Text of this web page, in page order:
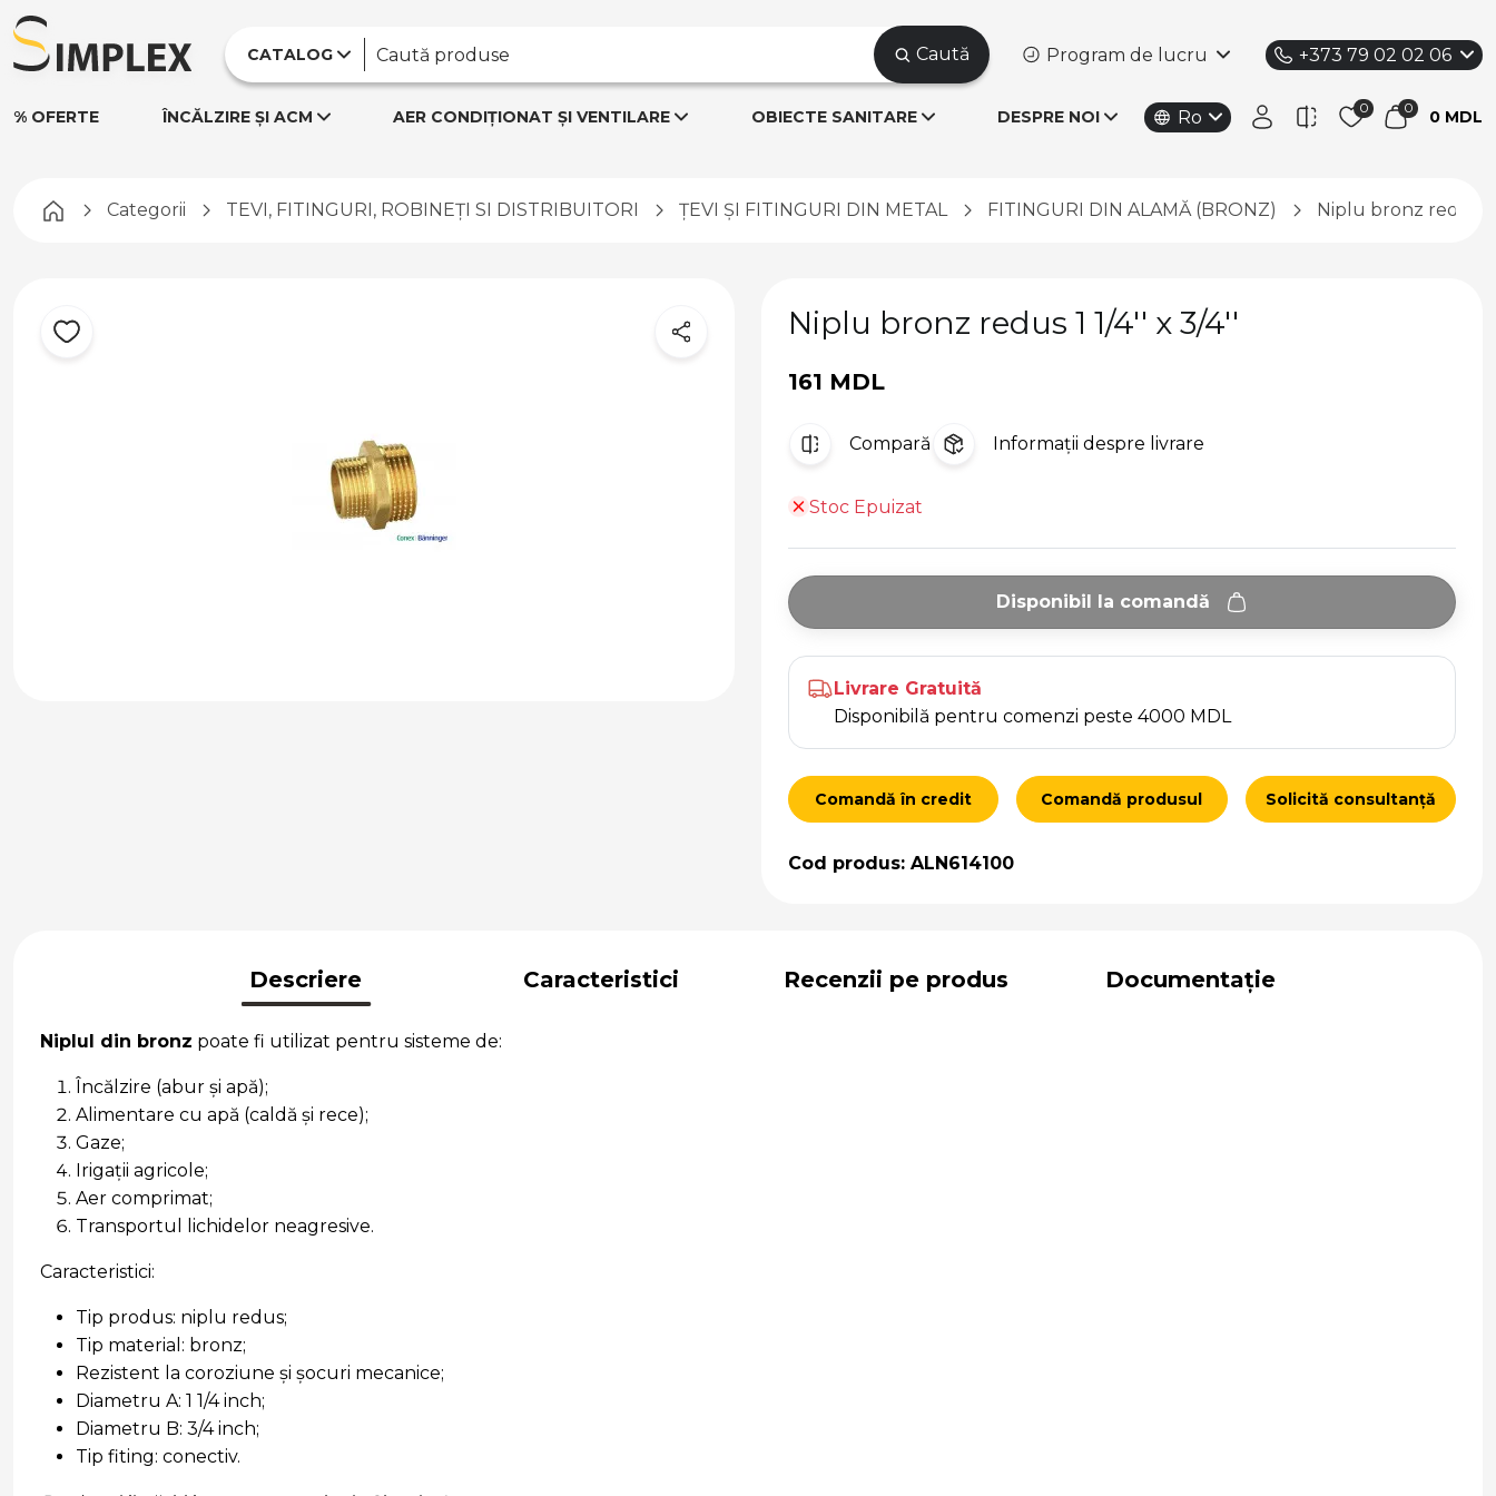
CATALOG Caută Program de lucru +373 79 02 02 06
% OFERTE ÎNCĂLZIRE ȘI ACM AER CONDIȚIONAT ȘI VENTILARE OBIECTE SANITARE DESPRE NOI Ro 0 MDL
Pagina principală
Categorii TEVI, FITINGURI, ROBINEȚI SI DISTRIBUITORI ȚEVI ȘI FITINGURI DIN METAL FITINGURI DIN ALAMĂ (BRONZ) Niplu bronz redus 1
Niplu bronz redus 1 1/4'' x 3/4''
161 MDL
Compară Informații despre livrare
Stoc Epuizat
Disponibil la comandă
Livrare Gratuită
Disponibilă pentru comenzi peste 4000 MDL
Comandă în credit Comandă produsul Solicită consultanță
Cod produs: ALN614100
Descriere Caracteristici Recenzii pe produs Documentație
Niplul din bronz poate fi utilizat pentru sisteme de:
Încălzire (abur și apă);
Alimentare cu apă (caldă și rece);
Gaze;
Irigații agricole;
Aer comprimat;
Transportul lichidelor neagresive.
Caracteristici:
Tip produs: niplu redus;
Tip material: bronz;
Rezistent la coroziune și șocuri mecanice;
Diametru A: 1 1/4 inch;
Diametru B: 3/4 inch;
Tip fiting: conectiv.